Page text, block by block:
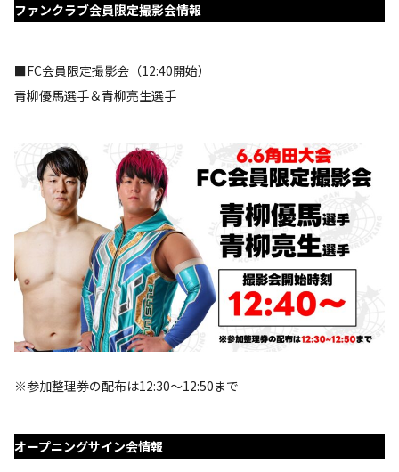
ファンクラブ会員限定撮影会情報
■FC会員限定撮影会（12:40開始）
青柳優馬選手＆青柳亮生選手
※参加整理券の配布は12:30～12:50まで
オープニングサイン会情報